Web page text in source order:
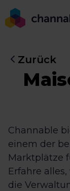
Zurück
Channable
einem der
Marktplätze
Erfahre
die